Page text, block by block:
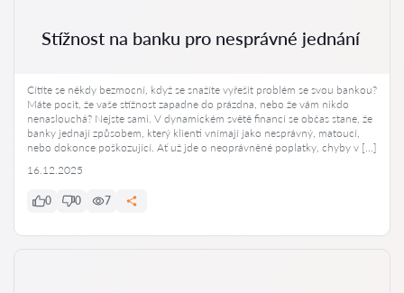
Stížnost na banku pro nesprávné jednání
Cítíte se někdy bezmocní, když se snažíte vyřešit problém se svou bankou?
Máte pocit, že vaše stížnost zapadne do prázdna, nebo že vám nikdo
nenaslouchá? Nejste sami. V dynamickém světě financí se občas stane, že
banky jednají způsobem, který klienti vnímají jako nesprávný, matoucí,
nebo dokonce poškozující. Ať už jde o neoprávněné poplatky, chyby v […]
16.12.2025
0 0 7